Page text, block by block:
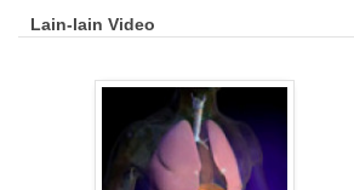
Lain-lain Video